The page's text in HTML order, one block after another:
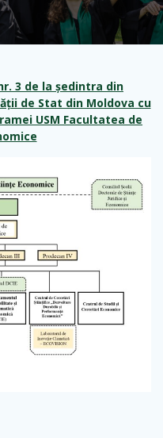
3 de la ședintra din
de Stat din Moldova cu
USM Facultatea de